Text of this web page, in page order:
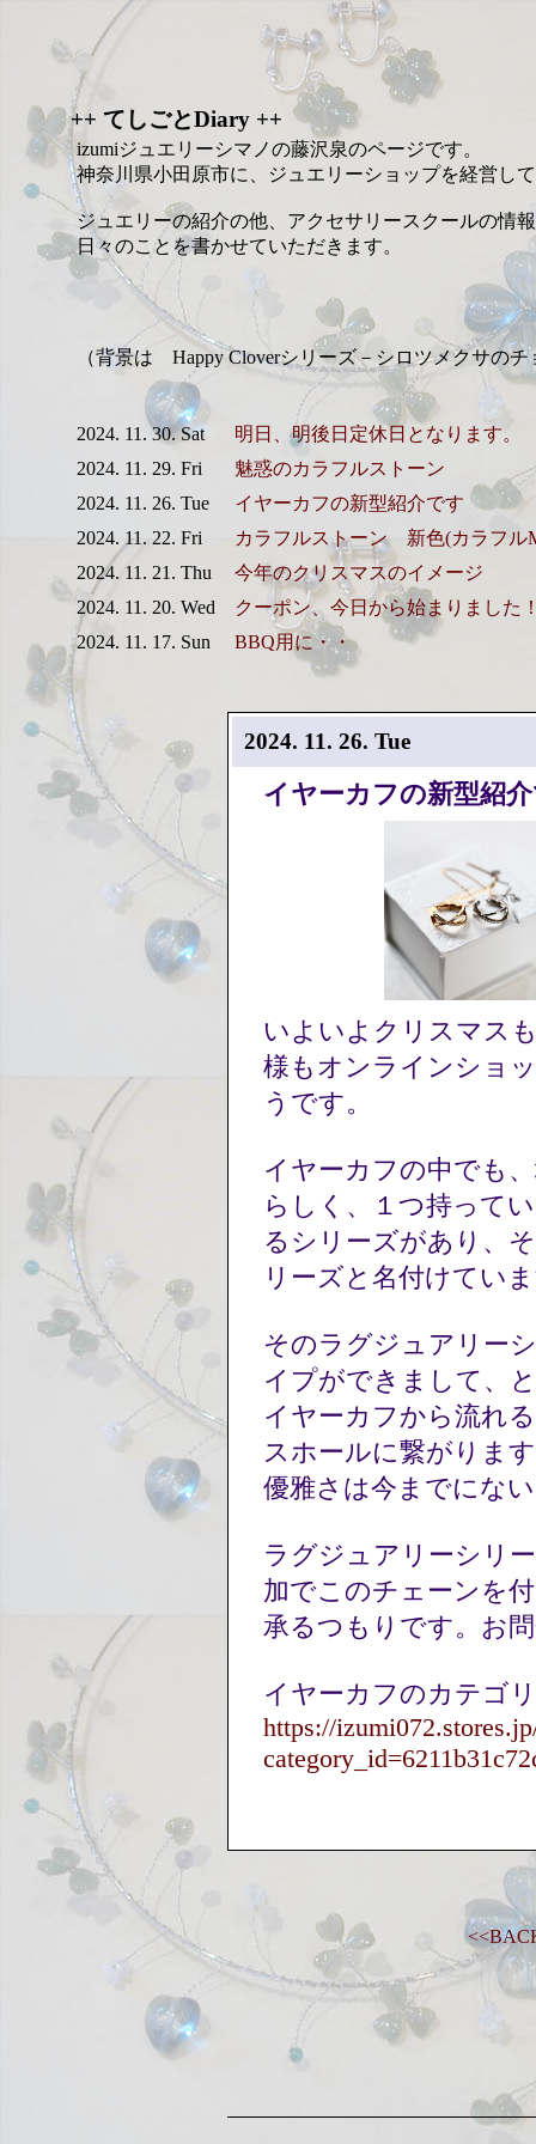
++ てしごとDiary ++
izumiジュエリーシマノの藤沢泉のページです。
神奈川県小田原市に、ジュエリーショップを経営し
ジュエリーの紹介の他、アクセサリースクールの情
日々のことを書かせていただきます。
（背景は Happy Cloverシリーズ－シロツメクサのチ
2024. 11. 30. Sat
明日、明後日定休日となります。
2024. 11. 29. Fri
魅惑のカラフルストーン
2024. 11. 26. Tue
イヤーカフの新型紹介です
2024. 11. 22. Fri
カラフルストーン 新色(カラフル
2024. 11. 21. Thu
今年のクリスマスのイメージ
2024. 11. 20. Wed
クーポン、今日から始まりました
2024. 11. 17. Sun
BBQ用に・・
2024. 11. 26. Tue
イヤーカフの新型紹
いよいよクリスマス
様もオンラインショ
うです。
イヤーカフの中でも
らしく、１つ持って
るシリーズがあり、
リーズと名付けてい
そのラグジュアリー
イプができまして、
イヤーカフから流れ
スホールに繋がりま
優雅さは今までにな
ラグジュアリーシリ
加でこのチェーンを
承るつもりです。お
イヤーカフのカテゴ
https://